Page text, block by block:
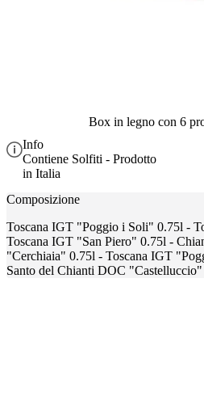
Box in legno con 6
Info
Contiene Solfiti - Prodotto
in Italia
Composizione
Toscana IGT "Poggio i Soli" 0.75l -
Toscana IGT "San Piero" 0.75l -
"Cerchiaia" 0.75l - Toscana IGT
Santo del Chianti DOC